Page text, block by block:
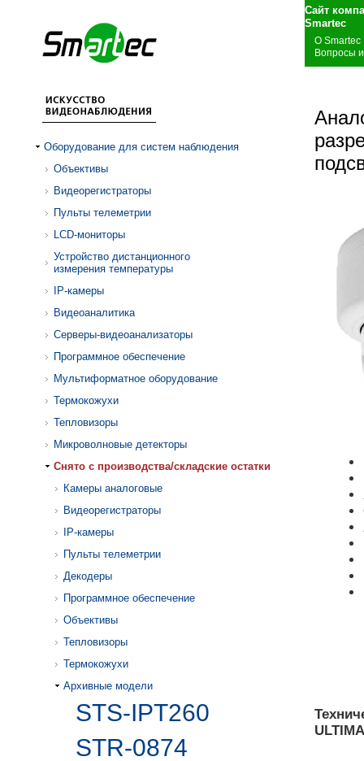
Сайт
О Smartec
Вопросы
Оборудование для систем наблюдения
Объективы
Видеорегистраторы
Пульты телеметрии
LCD-мониторы
Устройство дистанционного
измерения температуры
IP-камеры
Видеоаналитика
Серверы-видеоанализаторы
Программное обеспечение
Мультиформатное оборудование
Термокожухи
Тепловизоры
Микроволновые детекторы
Cнято с производства/складские остатки
Камеры аналоговые
Видеорегистраторы
IP-камеры
Пульты телеметрии
Декодеры
Программное обеспечение
Объективы
Тепловизоры
Термокожухи
Архивные модели
STS-IPT260
STR-0874